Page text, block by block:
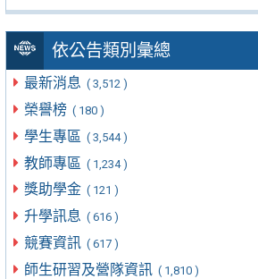
依公告類別彙總
最新消息 ( 3,512 )
榮譽榜 ( 180 )
學生專區 ( 3,544 )
教師專區 ( 1,234 )
獎助學金 ( 121 )
升學訊息 ( 616 )
競賽資訊 ( 617 )
師生研習及營隊資訊 ( 1,810 )